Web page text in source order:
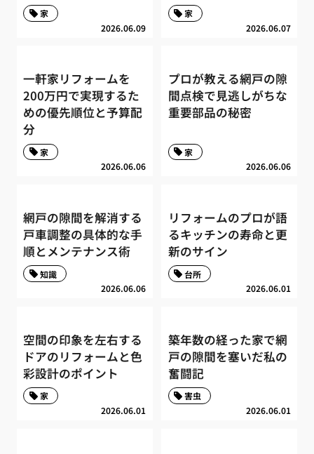
2026.06.09
家
2026.06.07
家
一軒家リフォームを
200万円で実現するた
めの優先順位と予算配
分
2026.06.06
家
プロが教える網戸の隙
間点検で見逃しがちな
重要部品の秘密
2026.06.06
家
網戸の隙間を解消する
戸車調整の具体的な手
順とメンテナンス術
2026.06.06
知識
リフォームのプロが語
るキッチンの寿命と更
新のサイン
2026.06.01
台所
空間の印象を左右する
ドアのリフォームと色
彩設計のポイント
2026.06.01
家
築年数の経った家で網
戸の隙間を塞いだ私の
奮闘記
2026.06.01
害虫